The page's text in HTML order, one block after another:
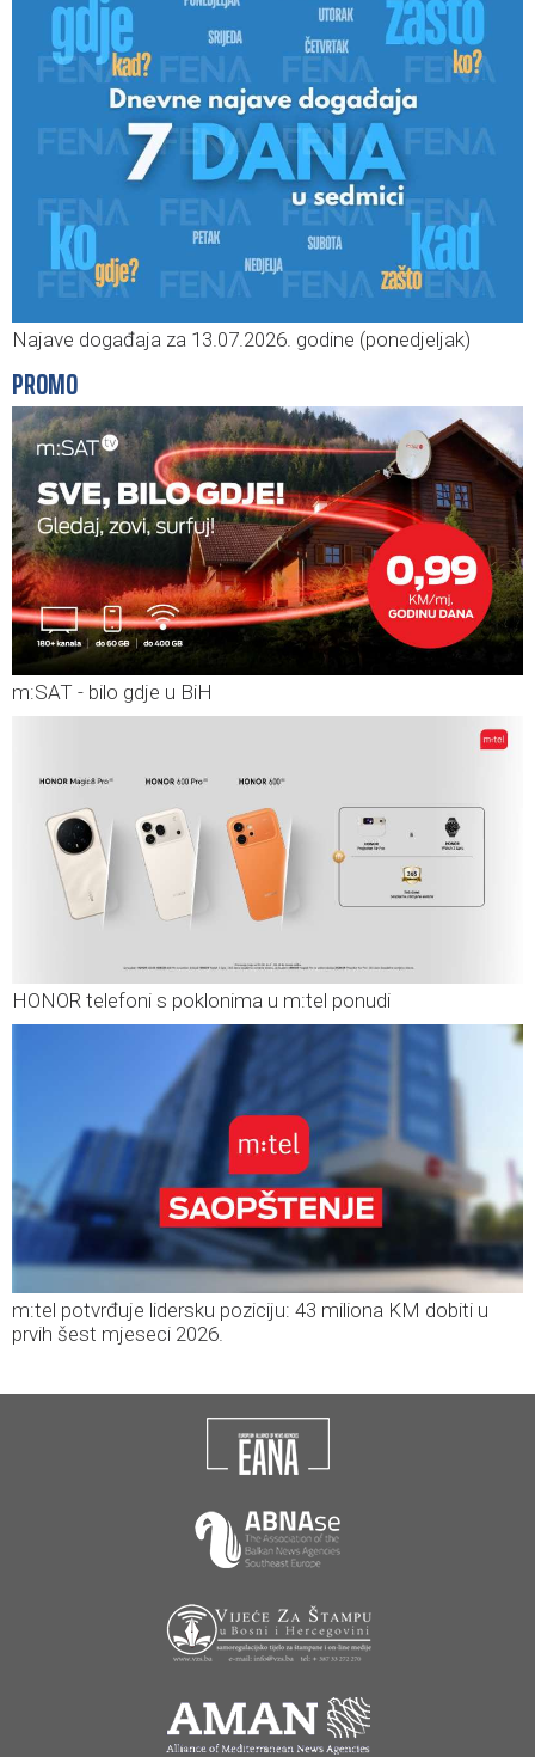
Najave događaja za 13.07.2026. godine (ponedjeljak)
PROMO
m:SAT - bilo gdje u BiH
HONOR telefoni s poklonima u m:tel ponudi
m:tel potvrđuje lidersku poziciju: 43 miliona KM dobiti u
prvih šest mjeseci 2026.